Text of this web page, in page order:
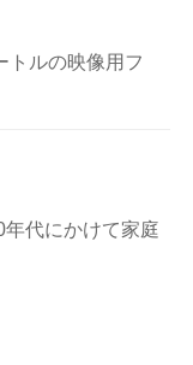
トルの映像用フ
代にかけて家庭